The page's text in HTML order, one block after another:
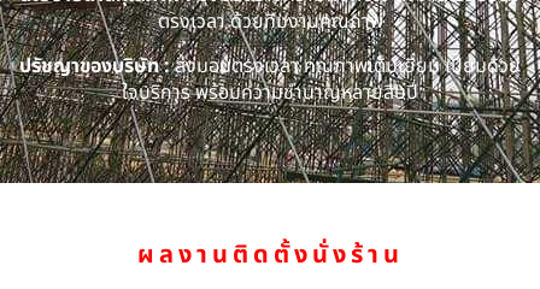
ตรงเวลา ด้วยทีมงานคุณภาพ
ปรัชญาของบริษัท :ส่งมอบตรงเวลา คุณภาพเต็มเยี่ยม เปี่ยมด้วย
ใจบริการ พร้อมความชำนาญหลายสิบปี
ผลงานติดตั้งนั่งร้าน